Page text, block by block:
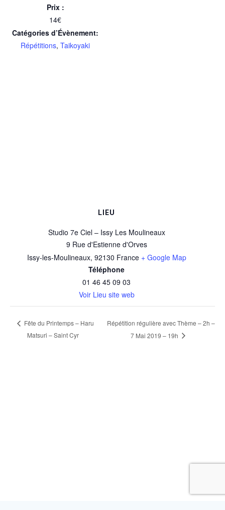
Prix :
14€
Catégories d’Évènement:
Répétitions, Taikoyaki
LIEU
Studio 7e Ciel – Issy Les Moulineaux
9 Rue d'Estienne d'Orves
Issy-les-Moulineaux, 92130 France + Google Map
Téléphone
01 46 45 09 03
Voir Lieu site web
Fête du Printemps – Haru
Matsuri – Saint Cyr
Répétition régulière avec Thème – 2h –
7 Mai 2019 – 19h